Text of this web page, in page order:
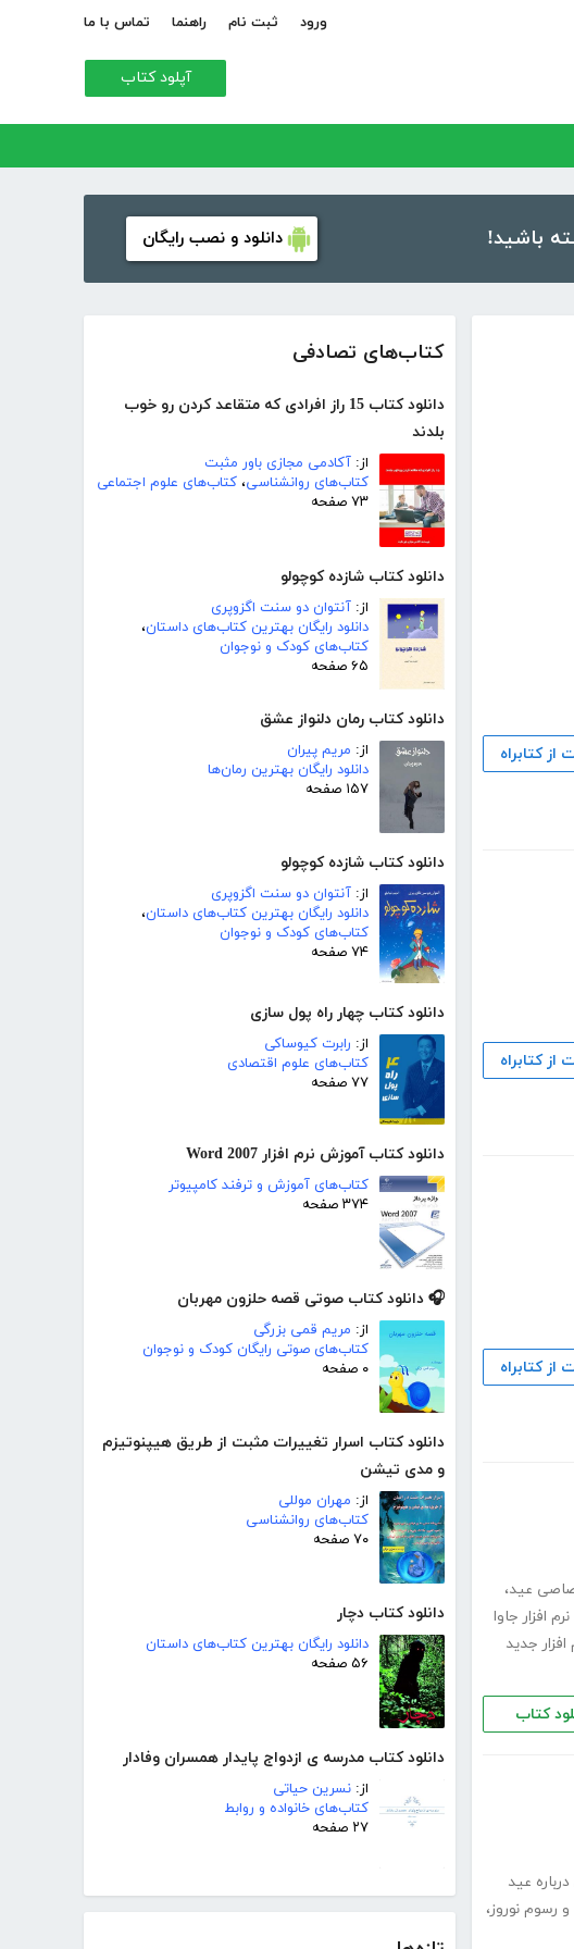
ورود ثبت نام راهنما تماس با ما
آپلود کتاب
دانلود و نصب رایگان
کتاب‌های تصادفی
دانلود کتاب 15 راز افرادی که متقاعد کردن رو خوب
بلدند
از: آکادمی مجازی باور مثبت
کتاب‌های روانشناسی، کتاب‌های علوم اجتماعی
۷۳ صفحه
دانلود کتاب شازده کوچولو
از: آنتوان دو سنت اگزوپری
دانلود رایگان بهترین کتاب‌های داستان،
کتاب‌های کودک و نوجوان
۶۵ صفحه
دانلود کتاب رمان دلنواز عشق
از: مریم پیران
دانلود رایگان بهترین رمان‌ها
۱۵۷ صفحه
دانلود کتاب شازده کوچولو
از: آنتوان دو سنت اگزوپری
دانلود رایگان بهترین کتاب‌های داستان،
کتاب‌های کودک و نوجوان
۷۴ صفحه
دانلود کتاب چهار راه پول سازی
از: رابرت کیوساکی
کتاب‌های علوم اقتصادی
۷۷ صفحه
دانلود کتاب آموزش نرم افزار Word 2007
کتاب‌های آموزش و ترفند کامپیوتر
۳۷۴ صفحه
🎧 دانلود کتاب صوتی قصه حلزون مهربان
از: مریم قمی بزرگی
کتاب‌های صوتی رایگان کودک و نوجوان
۰ صفحه
دانلود کتاب اسرار تغییرات مثبت از طریق هیپنوتیزم
و مدی تیشن
از: مهران موللی
کتاب‌های روانشناسی
۷۰ صفحه
دانلود کتاب دچار
دانلود رایگان بهترین کتاب‌های داستان
۵۶ صفحه
دانلود کتاب مدرسه ی ازدواج پایدار همسران وفادار
از: نسرین حیاتی
کتاب‌های خانواده و روابط
۲۷ صفحه
از کتابراه
از کتابراه
از کتابراه
عید،
نرم افزار جاوا
افزار جدید
کتاب
عید
رسوم نوروز،